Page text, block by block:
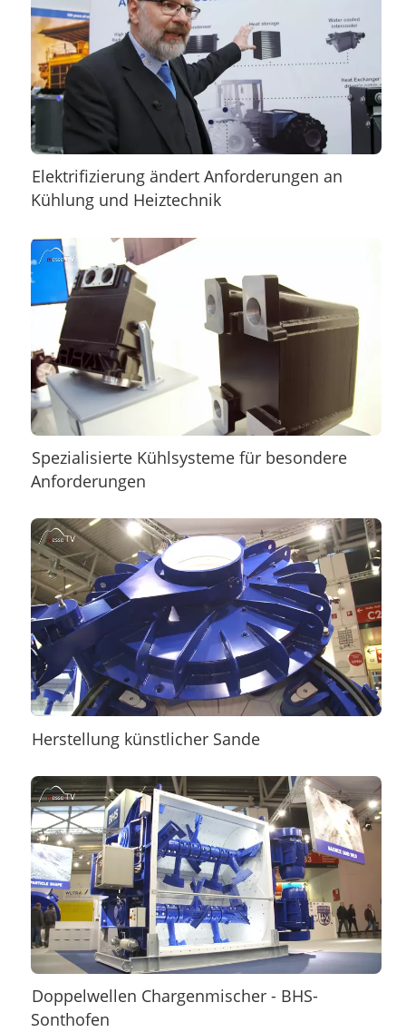
Elektrifizierung ändert Anforderungen an
Kühlung und Heiztechnik
Spezialisierte Kühlsysteme für besondere
Anforderungen
Herstellung künstlicher Sande
Doppelwellen Chargenmischer - BHS-
Sonthofen